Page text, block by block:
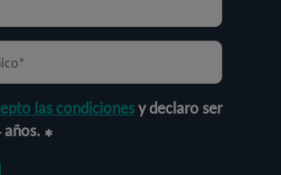
las condicionesy declaro ser
años.